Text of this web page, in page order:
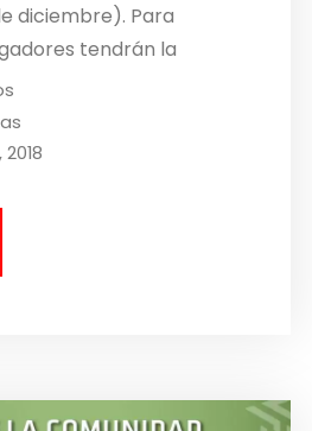
diciembre). Para
tendrán la
un gran número
primera generación, así
número de...